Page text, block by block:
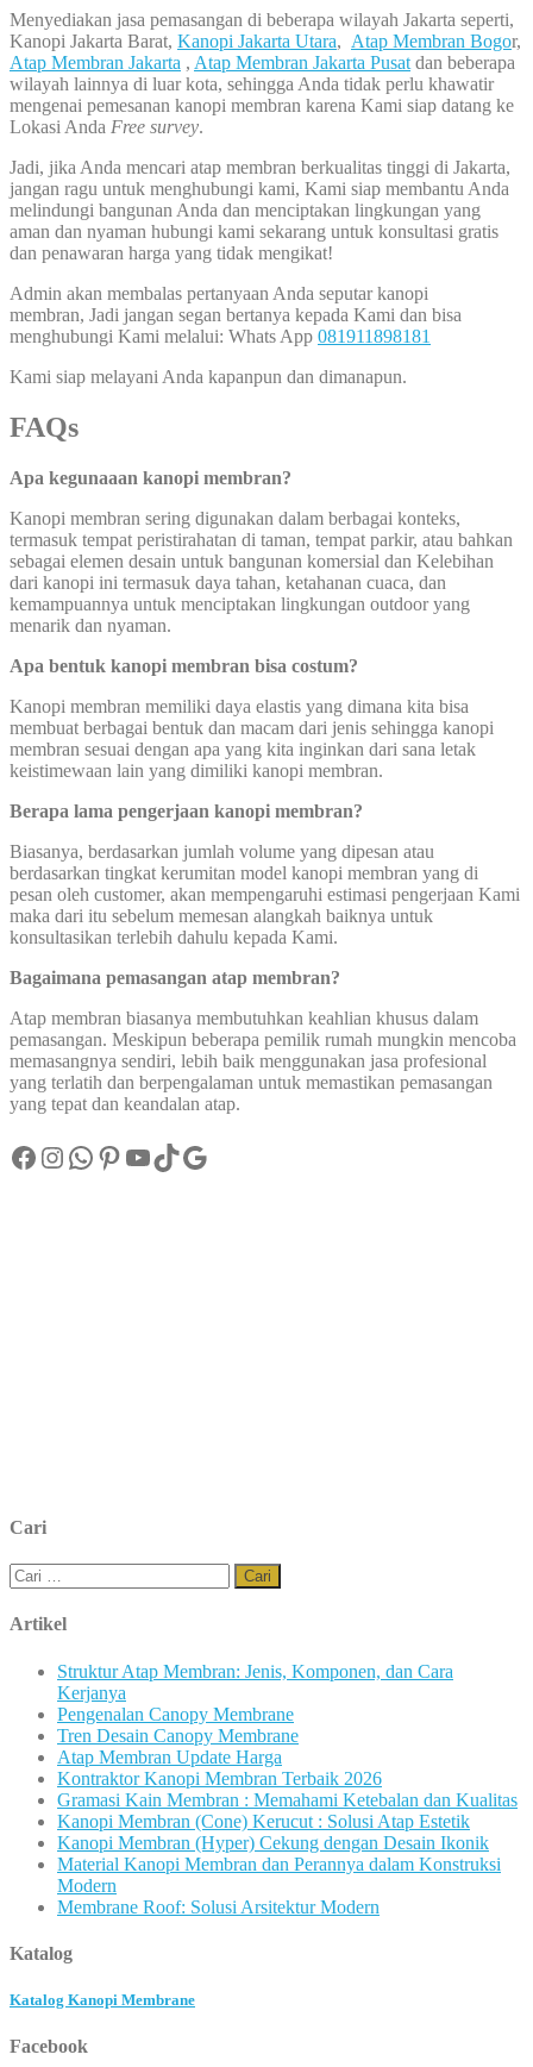
Menyediakan jasa pemasangan di beberapa wilayah Jakarta seperti,
Kanopi Jakarta Barat, Kanopi Jakarta Utara, Atap Membran Bogor,
Atap Membran Jakarta , Atap Membran Jakarta Pusat dan beberapa
wilayah lainnya di luar kota, sehingga Anda tidak perlu khawatir
mengenai pemesanan kanopi membran karena Kami siap datang ke
Lokasi Anda Free survey.
Jadi, jika Anda mencari atap membran berkualitas tinggi di Jakarta,
jangan ragu untuk menghubungi kami, Kami siap membantu Anda
melindungi bangunan Anda dan menciptakan lingkungan yang
aman dan nyaman hubungi kami sekarang untuk konsultasi gratis
dan penawaran harga yang tidak mengikat!
Admin akan membalas pertanyaan Anda seputar kanopi
membran, Jadi jangan segan bertanya kepada Kami dan bisa
menghubungi Kami melalui: Whats App 081911898181
Kami siap melayani Anda kapanpun dan dimanapun.
FAQs
Apa kegunaaan kanopi membran?
Kanopi membran sering digunakan dalam berbagai konteks,
termasuk tempat peristirahatan di taman, tempat parkir, atau bahkan
sebagai elemen desain untuk bangunan komersial dan Kelebihan
dari kanopi ini termasuk daya tahan, ketahanan cuaca, dan
kemampuannya untuk menciptakan lingkungan outdoor yang
menarik dan nyaman.
Apa bentuk kanopi membran bisa costum?
Kanopi membran memiliki daya elastis yang dimana kita bisa
membuat berbagai bentuk dan macam dari jenis sehingga kanopi
membran sesuai dengan apa yang kita inginkan dari sana letak
keistimewaan lain yang dimiliki kanopi membran.
Berapa lama pengerjaan kanopi membran?
Biasanya, berdasarkan jumlah volume yang dipesan atau
berdasarkan tingkat kerumitan model kanopi membran yang di
pesan oleh customer, akan mempengaruhi estimasi pengerjaan Kami
maka dari itu sebelum memesan alangkah baiknya untuk
konsultasikan terlebih dahulu kepada Kami.
Bagaimana pemasangan atap membran?
Atap membran biasanya membutuhkan keahlian khusus dalam
pemasangan. Meskipun beberapa pemilik rumah mungkin mencoba
memasangnya sendiri, lebih baik menggunakan jasa profesional
yang terlatih dan berpengalaman untuk memastikan pemasangan
yang tepat dan keandalan atap.
Facebook
Instagram
WhatsApp
Pinterest
YouTube
TikTok
Google
Cari
Cari
untuk:
Artikel
Struktur Atap Membran: Jenis, Komponen, dan Cara
Kerjanya
Pengenalan Canopy Membrane
Tren Desain Canopy Membrane
Atap Membran Update Harga
Kontraktor Kanopi Membran Terbaik 2026
Gramasi Kain Membran : Memahami Ketebalan dan Kualitas
Kanopi Membran (Cone) Kerucut : Solusi Atap Estetik
Kanopi Membran (Hyper) Cekung dengan Desain Ikonik
Material Kanopi Membran dan Perannya dalam Konstruksi
Modern
Membrane Roof: Solusi Arsitektur Modern
Katalog
Katalog Kanopi Membrane
Facebook